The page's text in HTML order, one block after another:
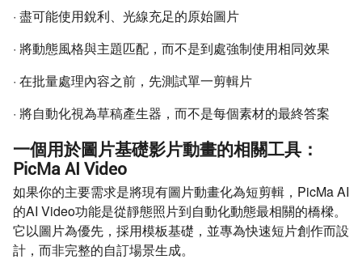
· 盡可能使用銳利、光線充足的原始圖片
· 將動態風格與主題匹配，而不是到處強制使用相同效果
· 在批量處理內容之前，先測試單一剪輯片
· 將自動化視為草稿產生器，而不是每個素材的最終答案
一個用於圖片基礎影片動畫的相關工具：
PicMa AI Video
如果你的主要需求是將現有圖片動畫化為短剪輯，PicMa AI
的AI Video功能是從靜態照片到自動化動態最相關的橋樑。
它以圖片為優先，採用模板基礎，並專為快速短片創作而設
計，而非完整的自訂場景生成。